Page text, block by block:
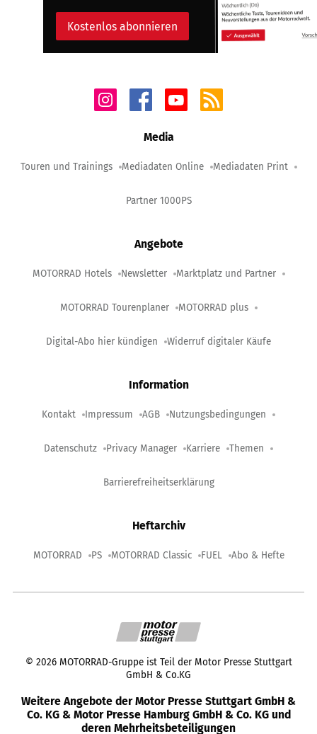
Kostenlos abonnieren
Media
Touren und Trainings Mediadaten Online Mediadaten Print
Partner 1000PS
Angebote
MOTORRAD Hotels Newsletter Marktplatz und Partner
MOTORRAD Tourenplaner MOTORRAD plus
Digital-Abo hier kündigen Widerruf digitaler Käufe
Information
Kontakt Impressum AGB Nutzungsbedingungen
Datenschutz Privacy Manager Karriere Themen
Barrierefreiheitserklärung
Heftarchiv
MOTORRAD PS MOTORRAD Classic FUEL Abo & Hefte
© 2026 MOTORRAD-Gruppe ist Teil der Motor Presse Stuttgart
GmbH & Co.KG
Weitere Angebote der Motor Presse Stuttgart GmbH &
Co. KG & Motor Presse Hamburg GmbH & Co. KG und
deren Mehrheitsbeteiligungen